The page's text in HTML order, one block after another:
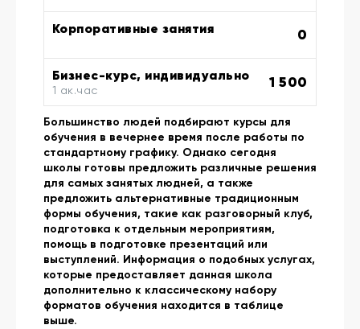
Корпоративные занятия 0
Бизнес-курс, индивидуально
1 ак.час 1 500
Большинство людей подбирают курсы для
обучения в вечернее время после работы по
стандартному графику. Однако сегодня
школы готовы предложить различные решения
для самых занятых людней, а также
предложить альтернативные традиционным
формы обучения, такие как разговорный клуб,
подготовка к отдельным мероприятиям,
помощь в подготовке презентаций или
выступлений. Информация о подобных услугах,
которые предоставляет данная школа
дополнительно к классическому набору
форматов обучения находится в таблице
выше.